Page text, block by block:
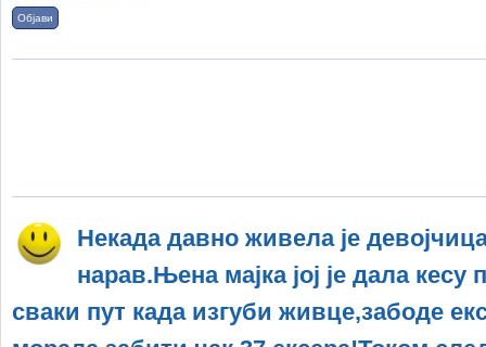
Објави
Некада давно живела је
нарав.Њена мајка јој је дала кесу
сваки пут када изгуби живце,забоде